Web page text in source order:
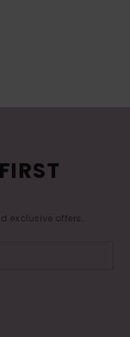
exclusive offers.